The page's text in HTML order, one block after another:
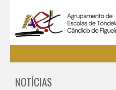
EE / Alunos
NOTÍCIAS